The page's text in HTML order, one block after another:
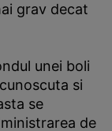
grav decat
unei boli
si
se
de